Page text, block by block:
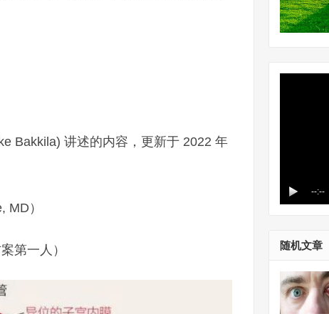
Bakkila) 讲述的内容，更新于 2022 年
MD）
第一人）
--:--
随机文章